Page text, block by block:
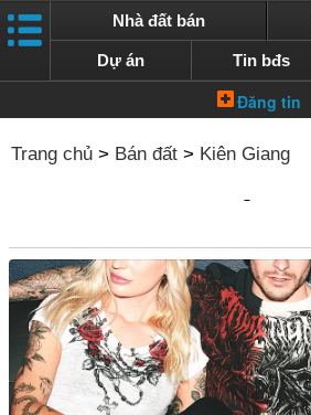
Nhà đất bán
Dự án Tin bđs
Trang chủ > Bán đất > Kiên Giang